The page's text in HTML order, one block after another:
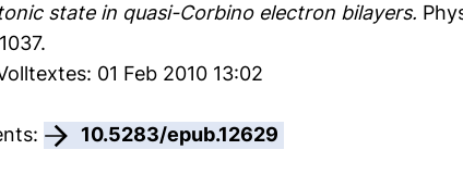
state in quasi-Corbino electron bilayers.
01 Feb 2010 13:02
10.5283/epub.12629